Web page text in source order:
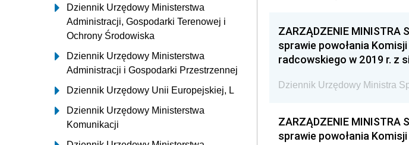
Dziennik Urzędowy Ministerstwa
Administracji, Gospodarki Terenowej i
Ochrony Środowiska
Dziennik Urzędowy Ministerstwa
Administracji i Gospodarki Przestrzennej
Dziennik Urzędowy Unii Europejskiej, L
Dziennik Urzędowy Ministerstwa
Komunikacji
ZARZĄDZENIE MINISTRA
sprawie powołania
radcowskiego w 2019 r. z
Dziennik Urzędowy Ministra
ZARZĄDZENIE MINISTRA
sprawie powołania